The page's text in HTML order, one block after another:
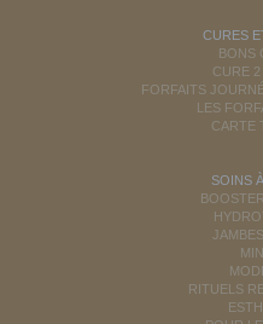
CURES
BONS
CURE
FORFAITS
LES
CARTE
SOINS
RITUELS